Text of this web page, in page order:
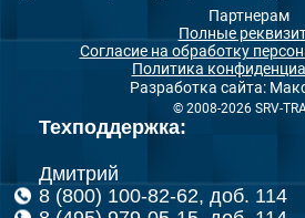
Партнерам
Полные
Согласие на обработку
Политика
Разработка сайта:
© 2008-2026 SRV-
Техподдержка:
Дмитрий
8 (800) 100-82-62, доб. 114